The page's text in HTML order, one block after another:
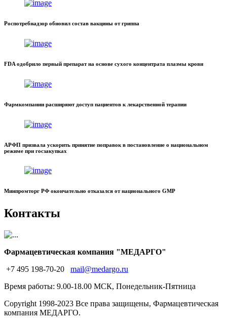
Роспотребнадзор обновил состав вакцины от гриппа
FDA одобрило первый препарат на основе сухого концентрата плазмы крови
Фармкомпании расширяют доступ пациентов к лекарственной терапии
АРФП призвала ускорить принятие поправок в постановление о национальном
режиме при госзакупках
Минпромторг РФ окончательно отказался от национального GMP
Контакты
Фармацевтическая компания "МЕДАРГО"
+7 495 198-70-20
mail@medargo.ru
Время работы: 9.00-18.00 МСК, Понедельник-Пятница
Copyright 1998-2023 Все права защищены, Фармацевтическая
компания МЕДАРГО.